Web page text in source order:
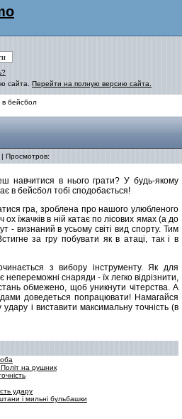
сайта. Перейти на полную версию сайта.
в бейсбол
Просмотров:
навчитися в нього грати? У будь-якому
в бейсбол тобі сподобається!
гра, зроблена про нашого улюбленого
їжачків в ній катає по лісових ямах (а до
- визнаний в усьому світі вид спорту. Тим
за гру побувати як в атаці, так і в
з вибору інструменту. Як для
непереможні снаряди - їх легко відрізнити,
обмежено, щоб уникнути чітерства. А
доведеться попрацювати! Намагайся
і виставити максимальну точність (в
на рушник
удару
і мильні бульбашки